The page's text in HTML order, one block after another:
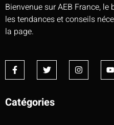
Bienvenue sur AEB France,
les tendances et conseils
la page.
Catégories